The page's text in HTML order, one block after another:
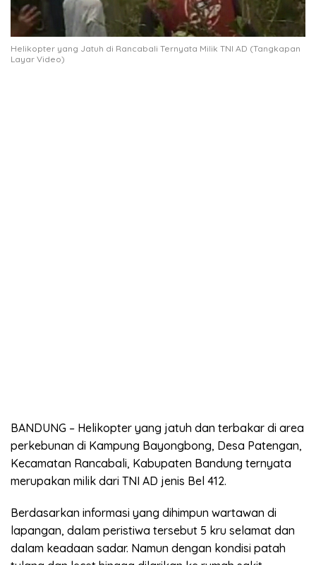
Helikopter yang Jatuh di Rancabali Ternyata Milik TNI AD (Tangkapan
Layar Video)
BANDUNG – Helikopter yang jatuh dan terbakar di area
perkebunan di Kampung Bayongbong, Desa Patengan,
Kecamatan Rancabali, Kabupaten Bandung ternyata
merupakan milik dari TNI AD jenis Bel 412.
Berdasarkan informasi yang dihimpun wartawan di
lapangan, dalam peristiwa tersebut 5 kru selamat dan
dalam keadaan sadar. Namun dengan kondisi patah